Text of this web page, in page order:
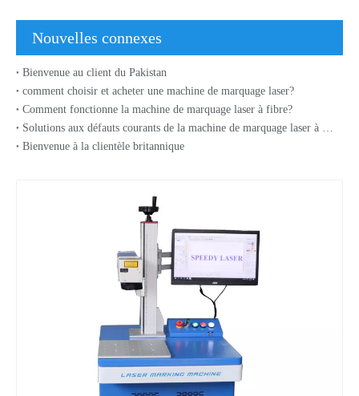
Nouvelles connexes
Bienvenue au client du Pakistan
comment choisir et acheter une machine de marquage laser?
Comment fonctionne la machine de marquage laser à fibre?
Solutions aux défauts courants de la machine de marquage laser à fibre?
Bienvenue à la clientèle britannique